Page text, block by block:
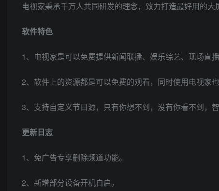
电视家秉承千万人共同研发的理念，致力打造最好用的大
软件特色
1、电视家是可以免费提供新闻联播、娱乐综艺、现场直
2、软件上的资源都是可以免费的观看，同时使用电视家
3、支持自定义节目源，只有你想不到，没有你看不到，
更新日志
1、免广告专享删除频道功能。
2、新增部分设备开机自启。